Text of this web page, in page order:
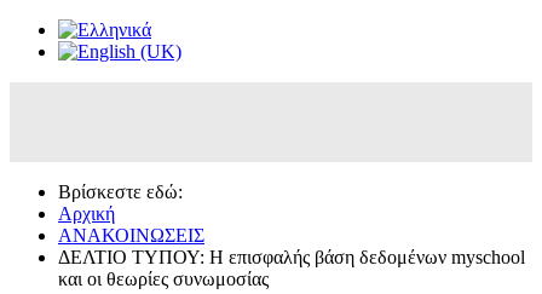
Βρίσκεστε εδώ:
Αρχική
ΑΝΑΚΟΙΝΩΣΕΙΣ
ΔΕΛΤΙΟ ΤΥΠΟΥ: Η επισφαλής βάση δεδομένων myschool
και οι θεωρίες συνωμοσίας